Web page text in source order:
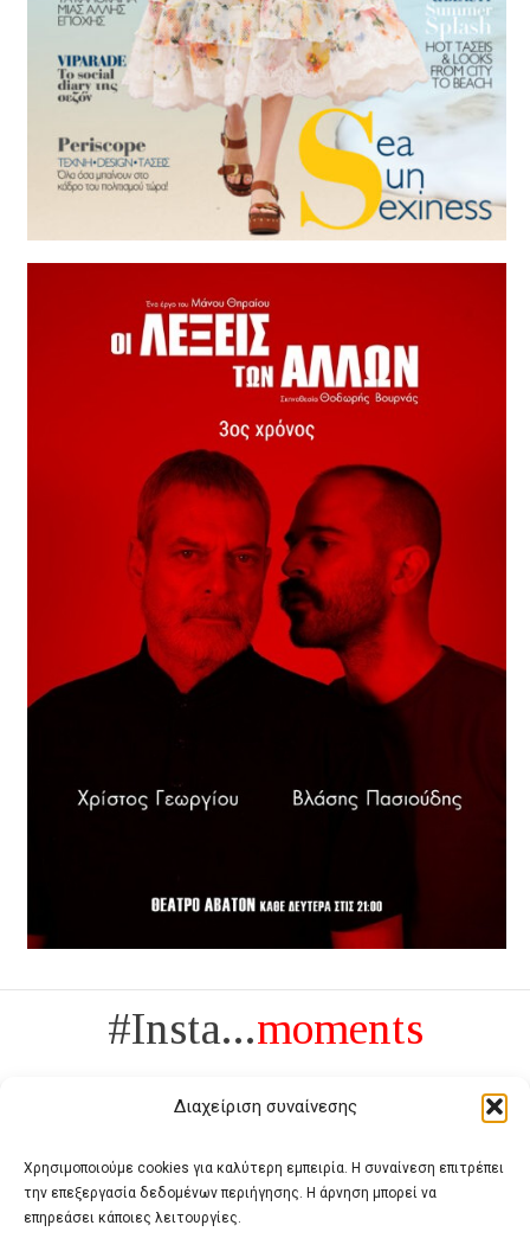
Διαχείριση συναίνεσης
Χρησιμοποιούμε cookies για καλύτερη εμπειρία. Η συναίνεση επιτρέπει
την επεξεργασία δεδομένων περιήγησης. Η άρνηση μπορεί να
επηρεάσει κάποιες λειτουργίες.
#Insta...moments
Πολυτέλεια δεν είναι το αντίθετο της ανέχειας, είναι το αντίθετο της